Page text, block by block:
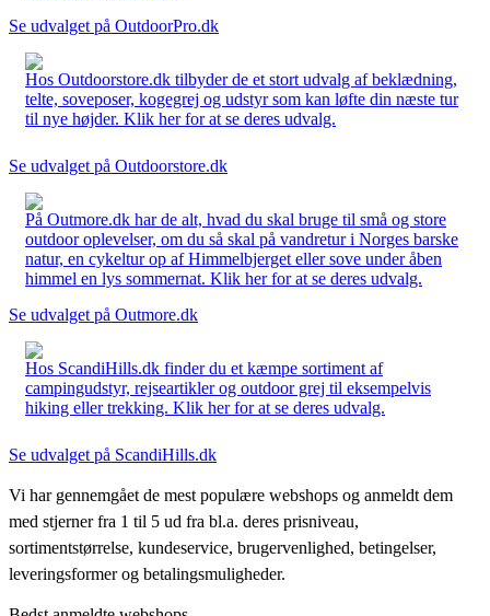
Se udvalget på OutdoorPro.dk
Hos Outdoorstore.dk tilbyder de et stort udvalg af beklædning,
telte, soveposer, kogegrej og udstyr som kan løfte din næste tur
til nye højder. Klik her for at se deres udvalg.
Se udvalget på Outdoorstore.dk
På Outmore.dk har de alt, hvad du skal bruge til små og store
outdoor oplevelser, om du så skal på vandretur i Norges barske
natur, en cykeltur op af Himmelbjerget eller sove under åben
himmel en lys sommernat. Klik her for at se deres udvalg.
Se udvalget på Outmore.dk
Hos ScandiHills.dk finder du et kæmpe sortiment af
campingudstyr, rejseartikler og outdoor grej til eksempelvis
hiking eller trekking. Klik her for at se deres udvalg.
Se udvalget på ScandiHills.dk
Vi har gennemgået de mest populære webshops og anmeldt dem
med stjerner fra 1 til 5 ud fra bl.a. deres prisniveau,
sortimentstørrelse, kundeservice, brugervenlighed, betingelser,
leveringsformer og betalingsmuligheder.